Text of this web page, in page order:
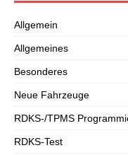
Allgemein
Allgemeines
Besonderes
Neue Fahrzeuge
RDKS-/TPMS
RDKS-Test